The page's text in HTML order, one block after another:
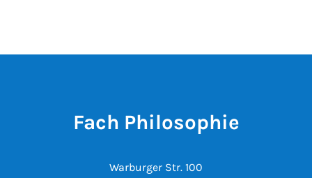
Fach Philosophie
Warburger Str. 100